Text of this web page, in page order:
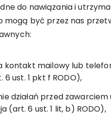
do nawiązania i
mogą być przez nas
kontakt mailowy lub
ust. 1 pkt f RODO),
działań przed
(art. 6 ust. 1 lit, b) RODO),